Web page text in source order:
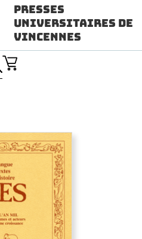
Presses
Universitaires de
Vincennes